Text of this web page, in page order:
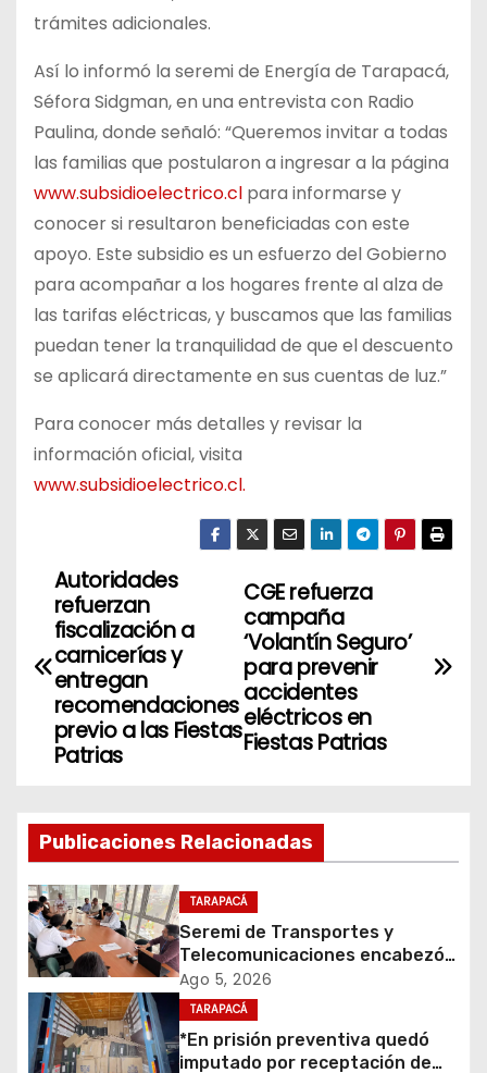
trámites adicionales.
Así lo informó la seremi de Energía de Tarapacá,
Séfora Sidgman, en una entrevista con Radio
Paulina, donde señaló: “Queremos invitar a todas
las familias que postularon a ingresar a la página
www.subsidioelectrico.cl para informarse y
conocer si resultaron beneficiadas con este
apoyo. Este subsidio es un esfuerzo del Gobierno
para acompañar a los hogares frente al alza de
las tarifas eléctricas, y buscamos que las familias
puedan tener la tranquilidad de que el descuento
se aplicará directamente en sus cuentas de luz.”
Para conocer más detalles y revisar la
información oficial, visita
www.subsidioelectrico.cl.
N
v
a
c
i
ó
n
d
CGE refuerza
campaña
‘Volantín Seguro’
para prevenir
accidentes
eléctricos en
Fiestas Patrias
Autoridades
refuerzan
fiscalización a
carnicerías y
entregan
recomendaciones
previo a las Fiestas
Patrias
Publicaciones Relacionadas
TARAPACÁ
Seremi de Transportes y
Telecomunicaciones encabezó
primera mesa de coordinación
para el retiro de cables en
desuso en Iquique
Ago 5, 2026
TARAPACÁ
*En prisión preventiva quedó
imputado por receptación de